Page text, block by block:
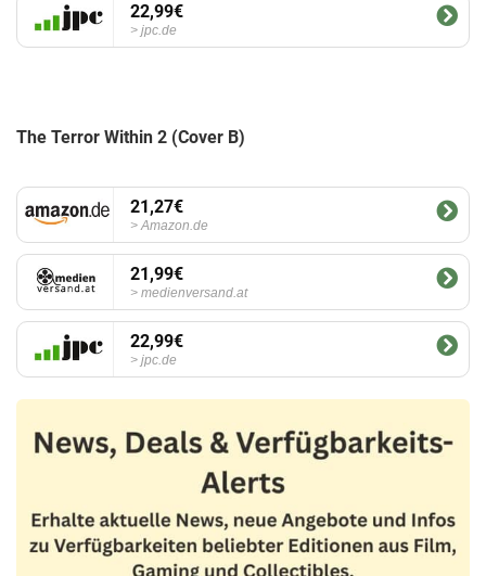
22,99€
jpc.de
The Terror Within 2 (Cover B)
21,27€
Amazon.de
21,99€
medienversand.at
22,99€
jpc.de